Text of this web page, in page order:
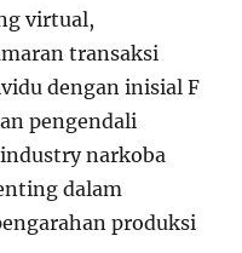
virtual,
transaksi
dengan inisial F
pengendali
narkoba
dalam
produksi